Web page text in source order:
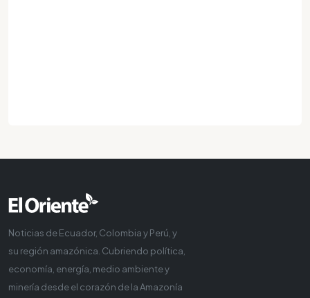
Noticias de Ecuador, Colombia y Perú, y
su región amazónica. Cubriendo política,
economía, energía, medio ambiente y
minería desde el corazón de la Amazonía